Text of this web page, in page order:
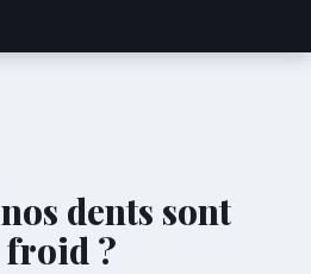
dents sont
froid ?